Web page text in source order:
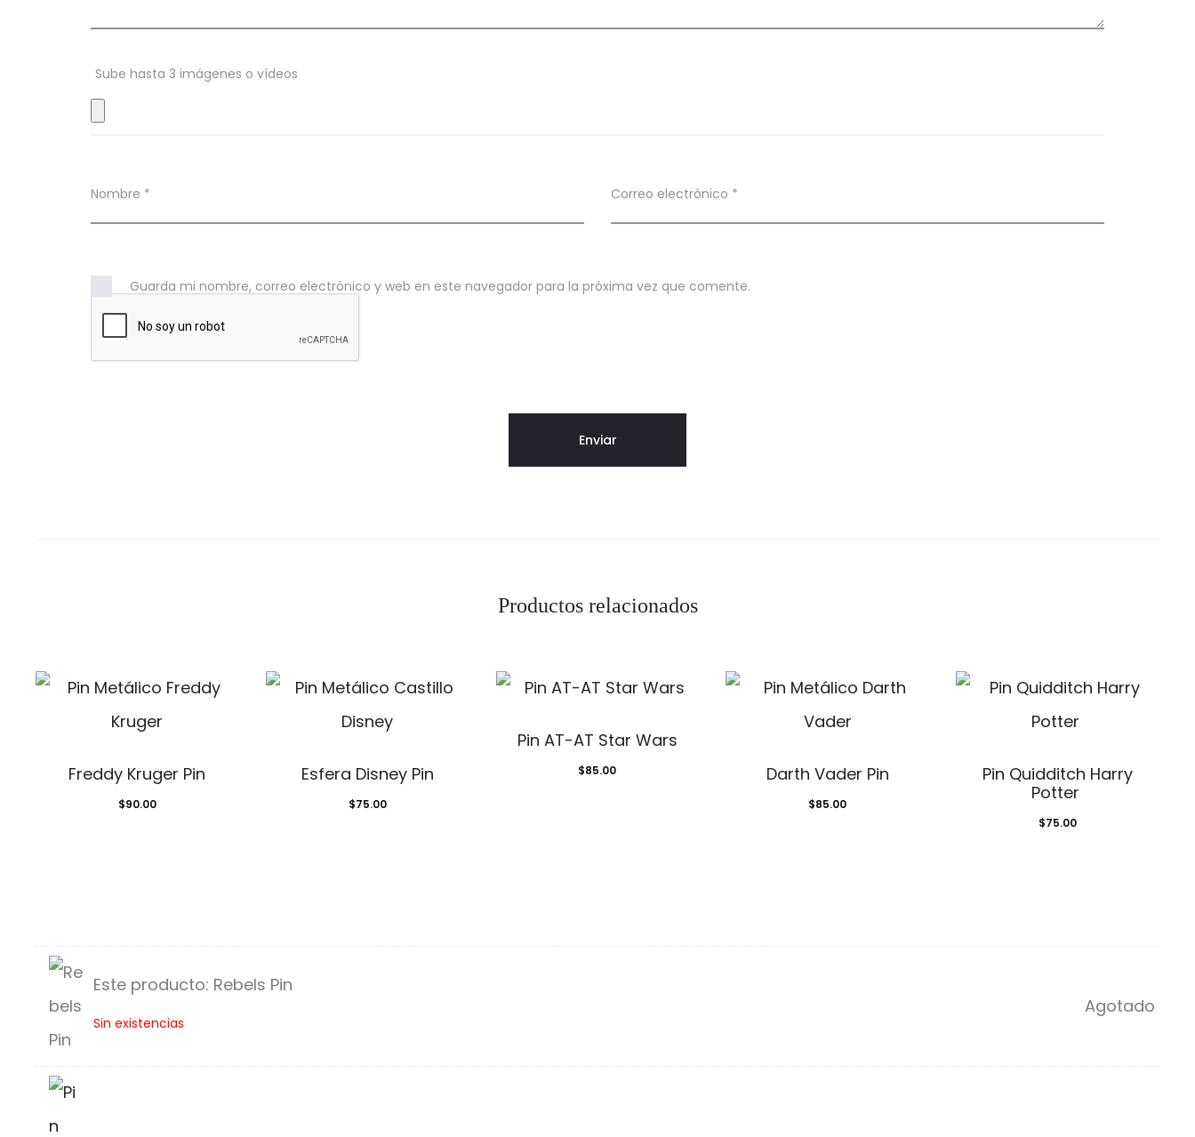
n
e
Sube hasta 3 imágenes o vídeos
Nombre * Correo electrónico *
Guarda mi nombre, correo electrónico y web en este navegador para la próxima vez que comente.
Productos relacionados
Freddy Kruger Pin
$90.00
Esfera Disney Pin
$75.00
Pin AT-AT Star Wars
$85.00 Darth Vader Pin
$85.00
Pin Quidditch Harry
Potter
$75.00
b
Este producto: Rebels Pin
Sin existencias
Agotado